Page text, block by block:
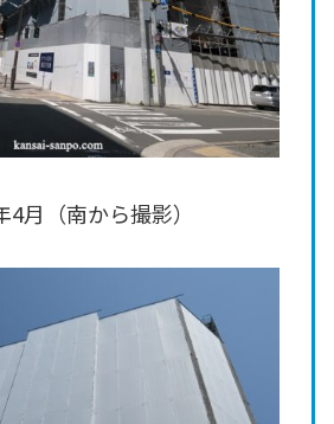
4月（南から撮影）